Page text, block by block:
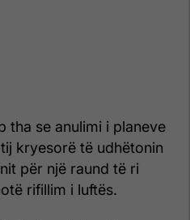
tha se anulimi i planeve
kryesorë të udhëtonin
për një raund të ri
rifillim i luftës.